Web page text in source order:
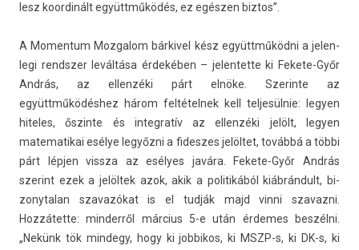
lesz koor­dinált együttműködés, ez egészen bi­ztos”.
A Momen­tum Moz­galom bár­kivel kész együttműködni a jelen­
legi re­ndsz­er leváltása érdekében – jelen­tette ki Fekete-Győr
András, az el­lenzéki párt elnöke. Szerin­te az
együttműködéshez három fel­tétel­nek kell tel­jesül­nie: legy­en
hiteles, őszin­te és in­teg­ratív az el­lenzéki jelölt, legy­en
matematikai esélye legyőzni a fides­zes jelöltet, továbbá a többi
párt lépjen vissza az esélyes javára. Fekete-Győr András
szerint ezek a jelöltek azok, akik a politikából kiábrándult, bi­
zonytalan szavazókat is el tudják majd vinni szavaz­ni.
Hozzátette: min­derről március 5-e után érdemes beszélni.
„Nekünk tök min­degy, hogy ki job­bikos, ki MSZP-s, ki DK-s, ki